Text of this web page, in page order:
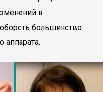
в
большинство
аппарата.